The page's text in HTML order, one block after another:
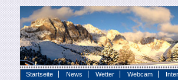
Startseite News Wetter Webcam